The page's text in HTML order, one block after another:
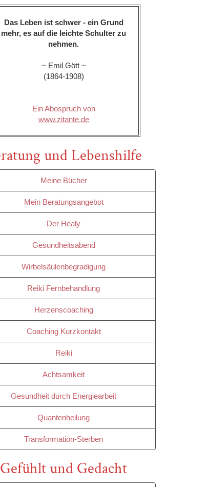
Das Leben ist schwer - ein Grund
mehr, es auf die leichte Schulter zu
nehmen.
~ Emil Gött ~
(1864-1908)
Ein Abospruch von
www.zitante.de
und Lebenshilfe
Meine Bücher
Mein Beratungsangebot
Der Healy
Gesundheitsabend
Wirbelsäulenbegradigung
Reiki Fernbehandlung
Herzenscoaching
Coaching Kurzkontakt
Reiki
Achtsamkeit
Gesundheit durch Energiearbeit
Quantenheilung
Transformation-Sterben
Gefühlt und Gedacht